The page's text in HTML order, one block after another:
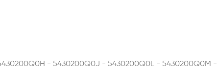
- 5430200Q0J - 5430200Q0L - 5430200Q0M -